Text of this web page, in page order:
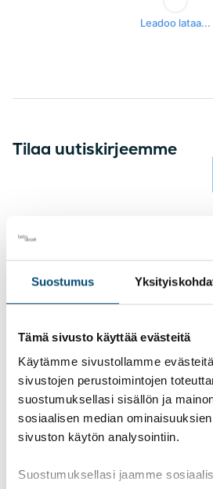
Suostumus
Tämä sivusto käyttää evästeitä
Käytämme sivustollamme
sivustojen perustoimintojen
suostumuksellasi sisällön ja
sosiaalisen median
sivuston käytön analysointiin.
Suostumuksellasi jaamme
Tilaa uutiskirjeemme